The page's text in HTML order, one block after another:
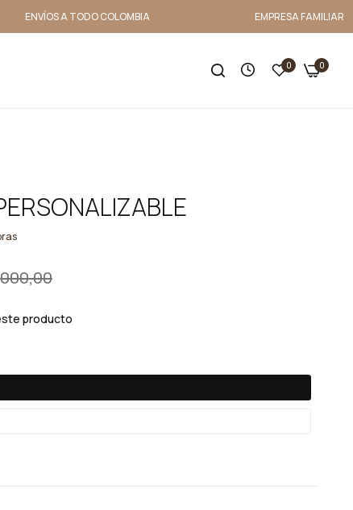
A TODO COLOMBIA EMPRESA FAMILIAR
0 0
producto